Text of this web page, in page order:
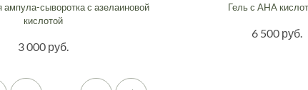
сыворотка с азелаиновой
кислотой
3 000 руб.
Гель с AHA
6 500 руб.